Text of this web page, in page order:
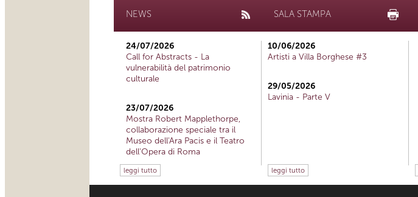
NEWS
24/07/2026
Call for Abstracts - La
vulnerabilità del patrimonio
culturale
23/07/2026
Mostra Robert Mapplethorpe,
collaborazione speciale tra il
Museo dell'Ara Pacis e il Teatro
dell'Opera di Roma
leggi tutto
SALA STAMPA
10/06/2026
Artisti a Villa Borghese #3
29/05/2026
Lavinia - Parte V
leggi tutto